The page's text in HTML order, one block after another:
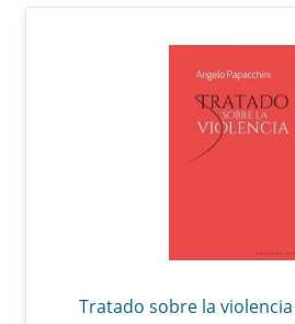
Tratado sobre la violencia